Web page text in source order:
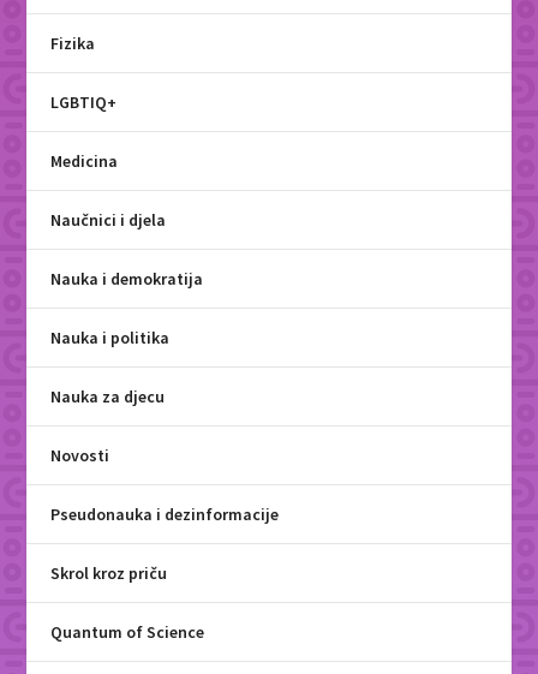
Fizika
LGBTIQ+
Medicina
Naučnici i djela
Nauka i demokratija
Nauka i politika
Nauka za djecu
Novosti
Pseudonauka i dezinformacije
Skrol kroz priču
Quantum of Science